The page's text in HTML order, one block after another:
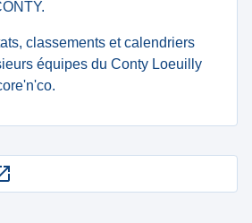
classements et calendriers
équipes du Conty Loeuilly